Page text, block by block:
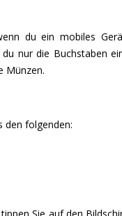
du ein mobiles
nur die Buchstaben
Münzen.
den folgenden:
Sie auf den